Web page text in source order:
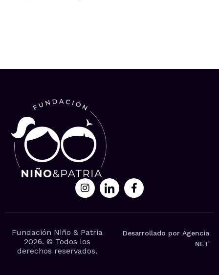
Fundación Niño & Patria
2026. © Todos los
derechos reservados.
Desarrollado por Agencia
NET